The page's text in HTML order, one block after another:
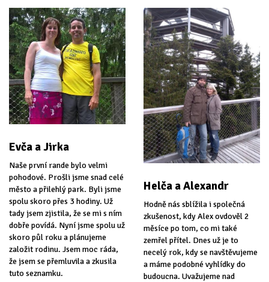
Evča a Jirka
Naše první rande bylo velmi
pohodové. Prošli jsme snad celé
město a přilehlý park. Byli jsme
spolu skoro přes 3 hodiny. Už
tady jsem zjistila, že se mi s ním
dobře povídá. Nyní jsme spolu už
skoro půl roku a plánujeme
založit rodinu. Jsem moc ráda,
že jsem se přemluvila a zkusila
tuto seznamku.
Helča a Alexandr
Hodně nás sblížila i společná
zkušenost, kdy Alex ovdověl 2
měsíce po tom, co mi také
zemřel přítel. Dnes už je to
necelý rok, kdy se navštěvujeme
a máme podobné vyhlídky do
budoucna. Uvažujeme nad